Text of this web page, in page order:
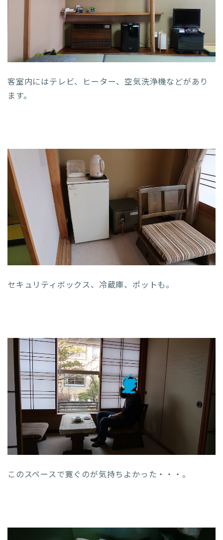
客室内にはテレビ、ヒーター、空気洗浄機などがあり
ます。
セキュリティボックス、冷蔵庫、ポットも。
このスペースで寛ぐのが気持ちよかった・・・。